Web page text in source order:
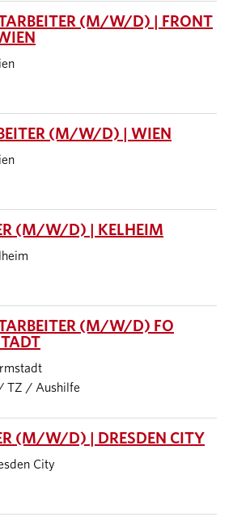
(M/W/D) | FRONT
(M/W/D) | WIEN
(M/W/D) | KELHEIM
(M/W/D) FO
TZ / Aushilfe
(M/W/D) | DRESDEN CITY
City